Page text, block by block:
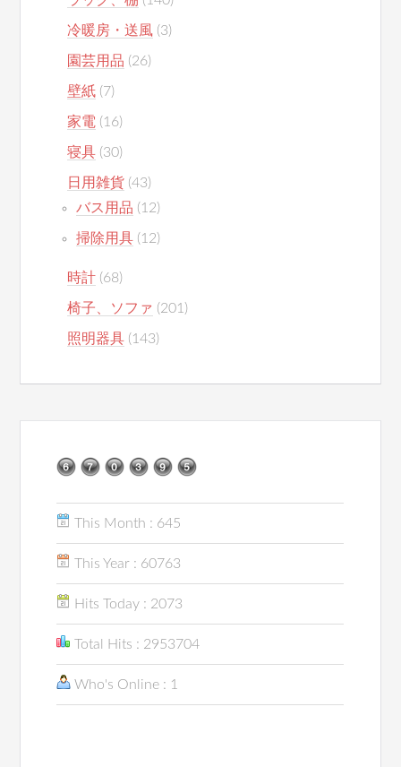
冷暖房・送風 (3)
園芸用品 (26)
壁紙 (7)
家電 (16)
寝具 (30)
日用雑貨 (43)
バス用品 (12)
掃除用具 (12)
時計 (68)
椅子、ソファ (201)
照明器具 (143)
This Month : 645
This Year : 60763
Hits Today : 2073
Total Hits : 2953704
Who's Online : 1